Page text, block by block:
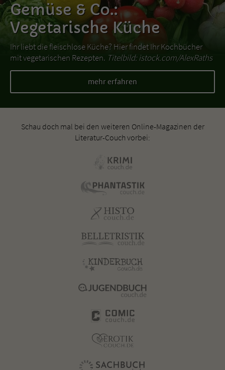
Gemüse & Co.:
Vegetarische Küche
Ihr liebt die fleischlose Küche? Hier findet Ihr Kochbücher
mit vegetarischen Rezepten. Titelbild: istock.com/AlexRaths
mehr erfahren
Schau doch mal bei den weiteren Online-Magazinen der
Literatur-Couch vorbei: